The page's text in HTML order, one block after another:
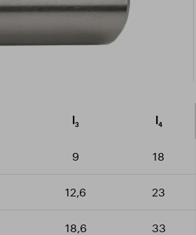
l3 l4
9 18
12,6 23
18,6 33